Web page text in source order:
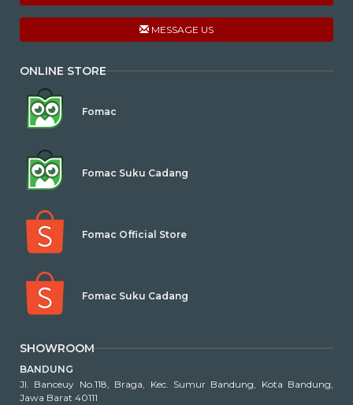
MESSAGE US
ONLINE STORE
Fomac
Fomac Official Store
Fomac Suku Cadang
Fomac Suku Cadang
SHOWROOM
BANDUNG
Jl. Banceuy No.118, Braga, Kec. Sumur Bandung, Kota Bandung,
Jawa Barat 40111